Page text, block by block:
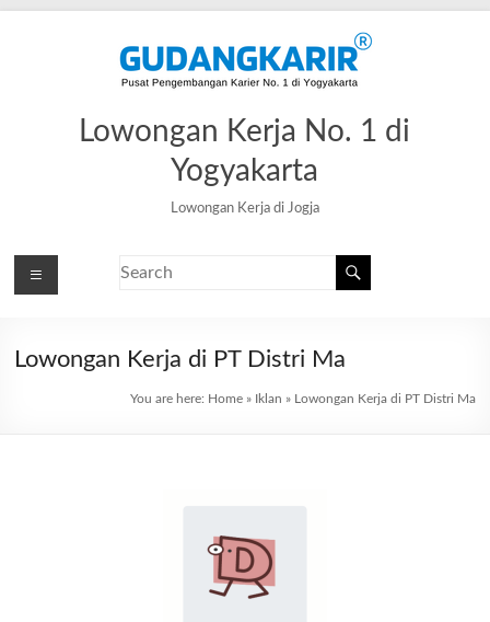
Lowongan Kerja No. 1 di
Yogyakarta
Lowongan Kerja di Jogja
Lowongan Kerja di PT Distri Ma
You are here: Home» Iklan » Lowongan Kerja di PT Distri Ma